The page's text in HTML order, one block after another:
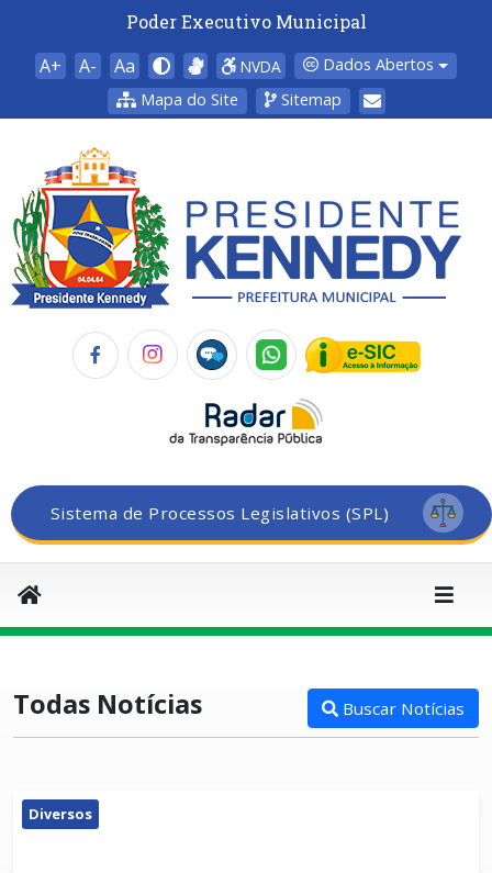
Poder Executivo Municipal
A+ A- Aa NVDA
Dados Abertos
Mapa do Site
Sitemap
Sistema de Processos Legislativos (SPL)
Todas Notícias Buscar Notícias
Diversos